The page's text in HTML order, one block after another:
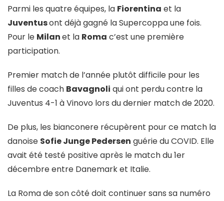
Parmi les quatre équipes, la Fiorentina et la
Juventusont déjà gagné la Supercoppa une fois.
Pour le Milanet la Roma c’est une première
participation.
Premier match de l’année plutôt difficile pour les
filles de coach Bavagnoli qui ont perdu contre la
Juventus 4-1 à Vinovo lors du dernier match de 2020.
De plus, les bianconere récupèrent pour ce match la
danoise Sofie Junge Pedersen guérie du COVID. Elle
avait été testé positive après le match du 1er
décembre entre Danemark et Italie.
La Roma de son côté doit continuer sans sa numéro